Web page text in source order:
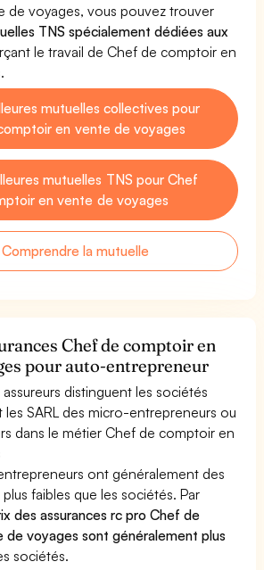
de voyages, vous pouvez trouver
TNS spécialement dédiées aux
le travail de Chef de comptoir en
mutuelles collectives pour
en vente de voyages
mutuelles TNS pour Chef
en vente de voyages
Comprendre la mutuelle
Chef de comptoir en
pour auto-entrepreneur
distinguent les sociétés
les SARL des micro-entrepreneurs ou
dans le métier Chef de comptoir en
ont généralement des
faibles que les sociétés. Par
des assurances rc pro Chef de
voyages sont généralement plus
sociétés.